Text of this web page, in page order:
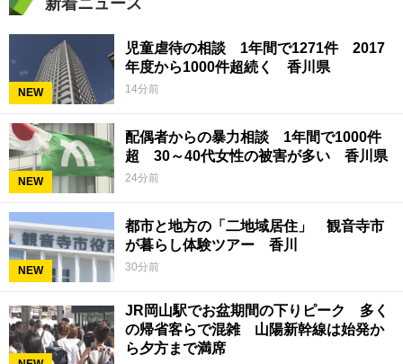
NEW
児童虐待の相談 1年間で1271件 2017
年度から1000件超続く 香川県
14分前
NEW
配偶者からの暴力相談 1年間で1000件
超 30～40代女性の被害が多い 香川県
24分前
NEW
都市と地方の「二地域居住」 観音寺市
が暮らし体験ツアー 香川
30分前
JR岡山駅でお盆期間の下りピーク 多く
の帰省客らで混雑 山陽新幹線は始発か
ら夕方まで満席